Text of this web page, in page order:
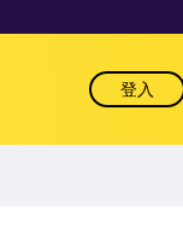
登入